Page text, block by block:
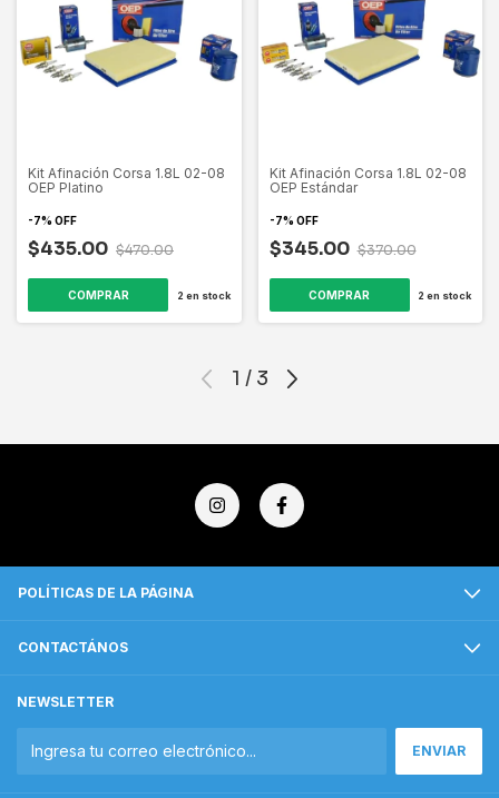
Kit Afinación Corsa 1.8L 02-08
OEP Platino
-7% OFF
$435.00 $470.00
2 en stock
Kit Afinación Corsa 1.8L 02-08
OEP Estándar
-7% OFF
$345.00 $370.00
2 en stock
1 / 3
POLÍTICAS DE LA PÁGINA
CONTACTÁNOS
NEWSLETTER